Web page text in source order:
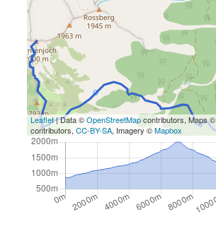
Leaflet| Data ©OpenStreetMapcontributors, Maps ©
contributors, CC-BY-SA, Imagery ©Mapbox